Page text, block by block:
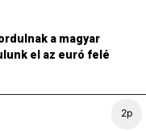
2p
a magyar
el az euró felé